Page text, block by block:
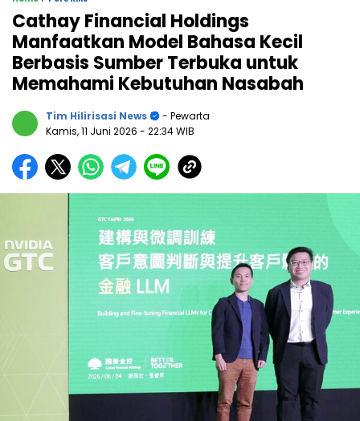
Cathay Financial Holdings
Manfaatkan Model Bahasa Kecil
Berbasis Sumber Terbuka untuk
Memahami Kebutuhan Nasabah
Tim Hilirisasi News
- Pewarta
Kamis, 11 Juni 2026 - 22:34 WIB